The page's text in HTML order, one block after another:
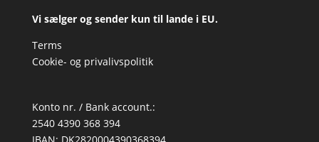
Vi sælger og sender kun til lande i EU.
Terms
Cookie- og privalivspolitik
Konto nr. / Bank account.:
2540 4390 368 394